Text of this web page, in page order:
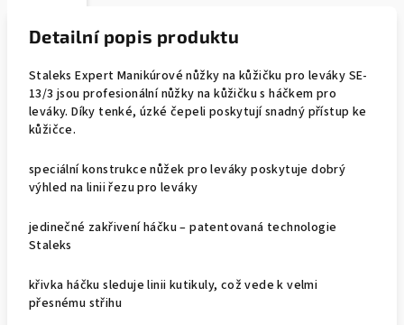
Detailní popis produktu
Staleks Expert Manikúrové nůžky na kůžičku pro leváky SE-
13/3 jsou profesionální nůžky na kůžičku s háčkem pro
leváky. Díky tenké, úzké čepeli poskytují snadný přístup ke
kůžičce.
speciální konstrukce nůžek pro leváky poskytuje dobrý
výhled na linii řezu pro leváky
jedinečné zakřivení háčku – patentovaná technologie
Staleks
křivka háčku sleduje linii kutikuly, což vede k velmi
přesnému střihu